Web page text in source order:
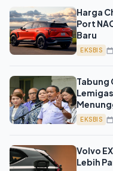
Harga
Port
Baru
EKSBIS
Tabung
EKSBIS
Volvo
Lebih